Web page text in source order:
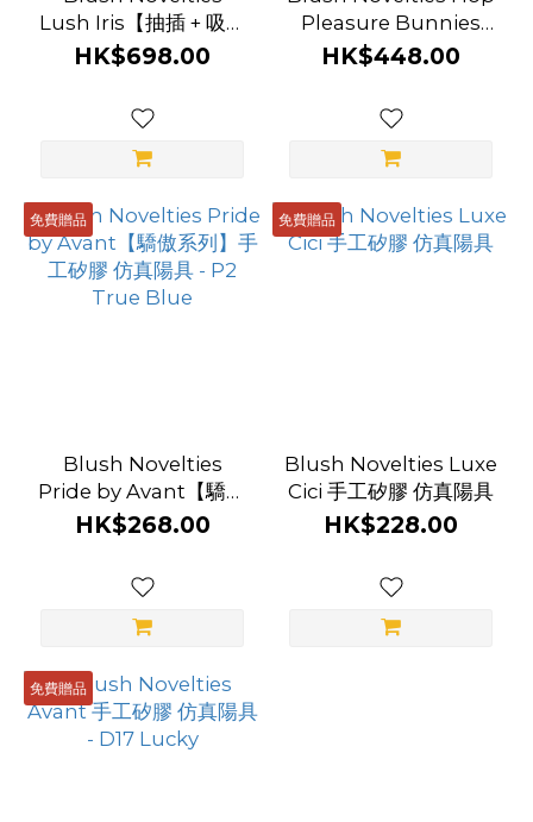
Lush Iris【抽插 + 吸啜
+ 旋轉】兔型震棒
HK$698.00
Pleasure Bunnies
Lola Bunny 兔型震棒
HK$448.00
免費贈品
Blush Novelties
Pride by Avant【驕傲
系列】手工矽膠 仿真陽
HK$268.00
免費贈品
Blush Novelties Luxe
Cici 手工矽膠 仿真陽具
HK$228.00
免費贈品